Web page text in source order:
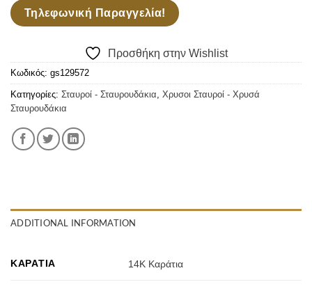
Τηλεφωνική Παραγγελία!
Προσθήκη στην Wishlist
Κωδικός: gs129572
Κατηγορίες: Σταυροί - Σταυρουδάκια Χρυσοι Σταυροί - Χρυσά
Σταυρουδάκια
ADDITIONAL INFORMATION
ΚΑΡΆΤΙΑ 14Κ Καράτια